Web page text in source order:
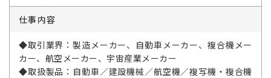
仕事内容
◆取引業界：製造メーカー、自動車メーカー、複合機メー
カー、航空メーカー、宇宙産業メーカー
◆取扱製品：自動車／建設機械／航空機／複写機・複合機